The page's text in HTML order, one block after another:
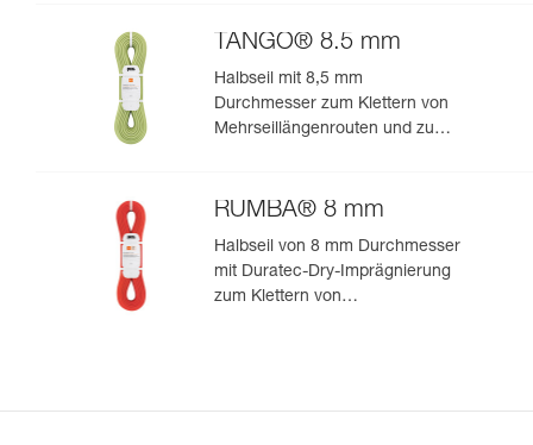
TANGO® 8.5 mm
Halbseil mit 8,5 mm
Durchmesser zum Klettern von
Mehrseillängenrouten und zum
RUMBA® 8 mm
Halbseil von 8 mm Durchmesser
mit Duratec-Dry-Imprägnierung
zum Klettern von